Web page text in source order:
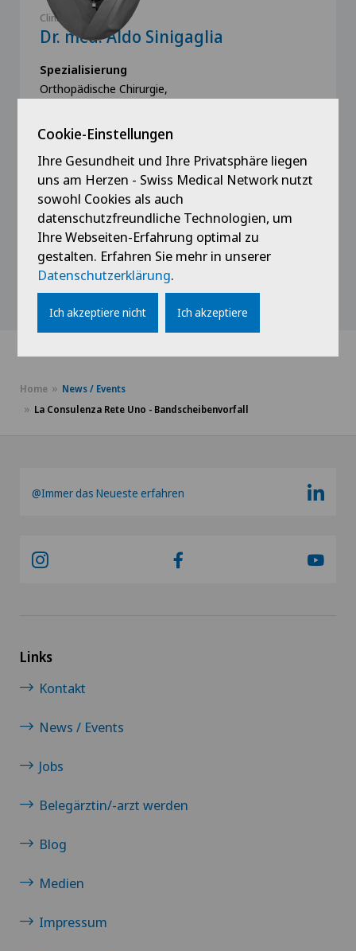
Clinica Ars Medica
Dr. med. Aldo Sinigaglia
Spezialisierung
Orthopädische Chirurgie,
Profil ansehen
Alle anzeigen
Home
News / Events
La Consulenza Rete Uno - Bandscheibenvorfall
@Immer das Neueste erfahren
Links
Kontakt
News / Events
Jobs
Belegärztin/-arzt werden
Blog
Medien
Impressum
Cookie-Einstellungen
Ihre Gesundheit und Ihre Privatsphäre liegen
uns am Herzen - Swiss Medical Network nutzt
sowohl Cookies als auch
datenschutzfreundliche Technologien, um
Ihre Webseiten-Erfahrung optimal zu
gestalten. Erfahren Sie mehr in unserer
Datenschutzerklärung.
Ich akzeptiere nicht Ich akzeptiere